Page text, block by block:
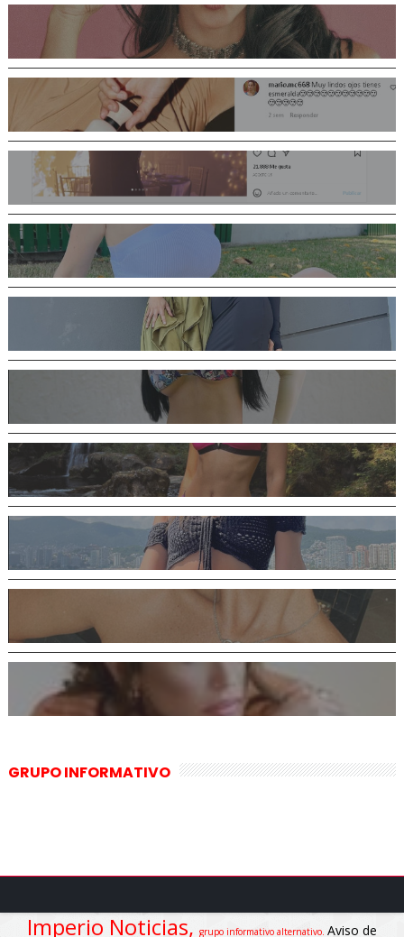
GRUPO INFORMATIVO
Imperio Noticias, grupo informativo alternativo. Aviso de